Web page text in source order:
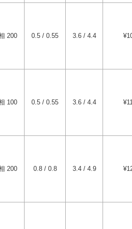
200 0.5 / 0.55 3.6 / 4.4
100 0.5 / 0.55 3.6 / 4.4
200 0.8 / 0.8 3.4 / 4.9